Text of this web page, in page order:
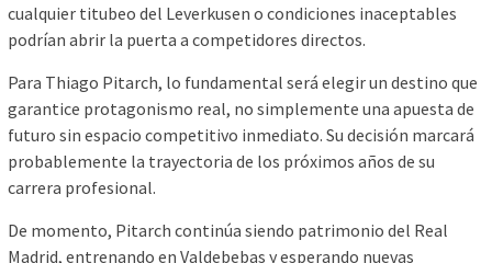
cualquier titubeo del Leverkusen o condiciones inaceptables
podrían abrir la puerta a competidores directos.
Para Thiago Pitarch, lo fundamental será elegir un destino que
garantice protagonismo real, no simplemente una apuesta de
futuro sin espacio competitivo inmediato. Su decisión marcará
probablemente la trayectoria de los próximos años de su
carrera profesional.
De momento, Pitarch continúa siendo patrimonio del Real
Madrid, entrenando en Valdebebas y esperando nuevas